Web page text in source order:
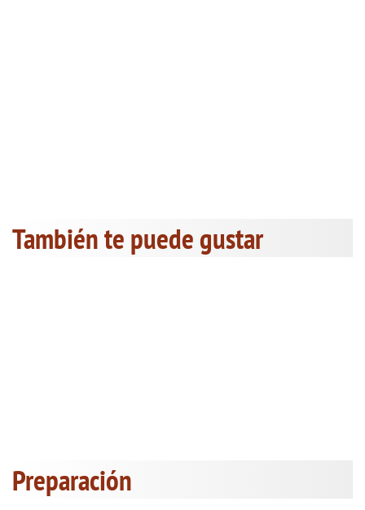
También te puede gustar
Preparación